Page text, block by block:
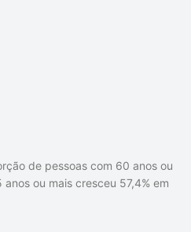
de pessoas com 60 anos ou
ou mais cresceu 57,4% em